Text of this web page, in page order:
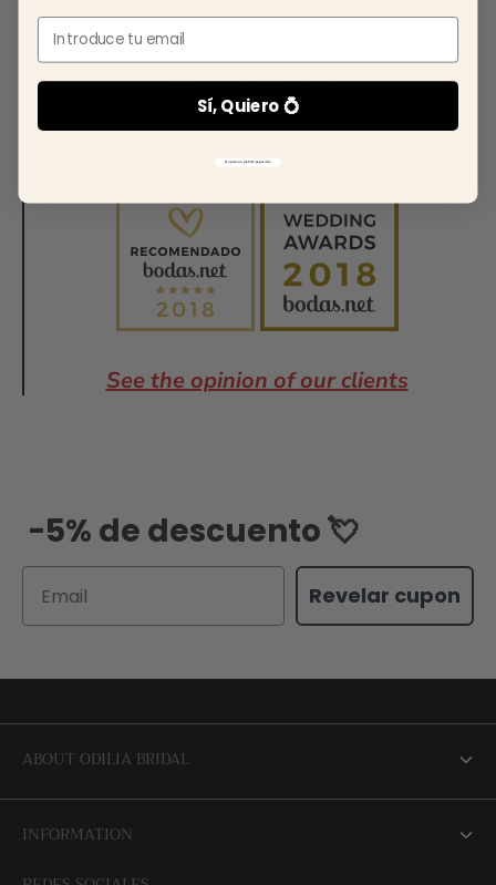
See the opinion of our clients
-5% de descuento 💘
Revelar cupon
ABOUT ODILIA BRIDAL
INFORMATION
Email
Sí, Quiero 💍
No gracias, prefiero pagar más